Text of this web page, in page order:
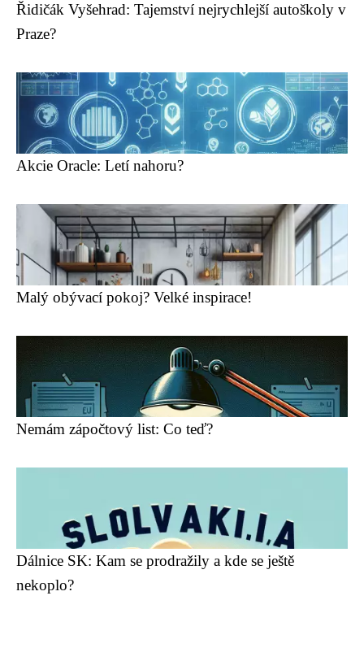
Řidičák Vyšehrad: Tajemství nejrychlejší autoškoly v
Praze?
Akcie Oracle: Letí nahoru?
Malý obývací pokoj? Velké inspirace!
Nemám zápočtový list: Co teď?
Dálnice SK: Kam se prodražily a kde se ještě
nekoplo?